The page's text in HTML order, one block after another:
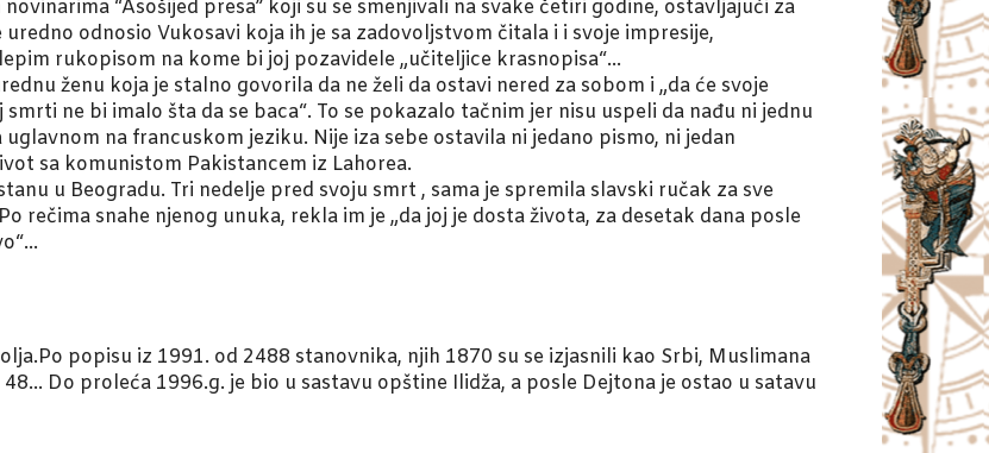
“Asošijed presa” koji su se smenjivali na svake četiri godine, ostavljajući za
odnosio Vukosavi koja ih je sa zadovoljstvom čitala i i svoje impresije,
rukopisom na kome bi joj pozavidele „učiteljice krasnopisa“…
ženu koja je stalno govorila da ne želi da ostavi nered za sobom i „da će svoje
ne bi imalo šta da se baca“. To se pokazalo tačnim jer nisu uspeli da nađu ni jednu
na francuskom jeziku. Nije iza sebe ostavila ni jedano pismo, ni jedan
sa komunistom Pakistancem iz Lahorea.
u Beogradu. Tri nedelje pred svoju smrt , sama je spremila slavski ručak za sve
rečima snahe njenog unuka, rekla im je „da joj je dosta života, za desetak dana posle
popisu iz 1991. od 2488 stanovnika, njih 1870 su se izjasnili kao Srbi, Muslimana
Do proleća 1996.g. je bio u sastavu opštine Ilidža, a posle Dejtona je ostao u satavu